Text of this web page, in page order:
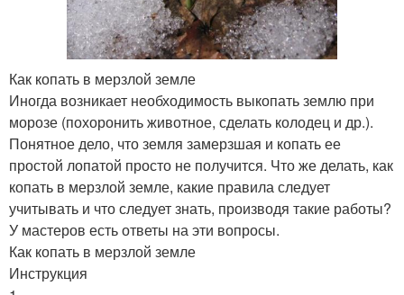
Как копать в мерзлой земле
Иногда возникает необходимость выкопать землю при
морозе (похоронить животное, сделать колодец и др.).
Понятное дело, что земля замерзшая и копать ее
простой лопатой просто не получится. Что же делать, как
копать в мерзлой земле, какие правила следует
учитывать и что следует знать, производя такие работы?
У мастеров есть ответы на эти вопросы.
Как копать в мерзлой земле
Инструкция